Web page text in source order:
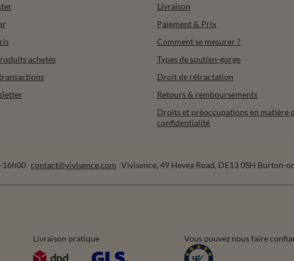
achetés
Livraison
Paiement & Prix
Comment se mesurer ?
Types de soutien-gorge
Droit de rétractation
Retours & remboursements
Droits et préoccupations en matière
confidentialité
16h00 contact@vivisence.com Vivisence, 49 Hevea Road, DE13 0SH Burton-
Livraison pratique Vous pouvez nous faire